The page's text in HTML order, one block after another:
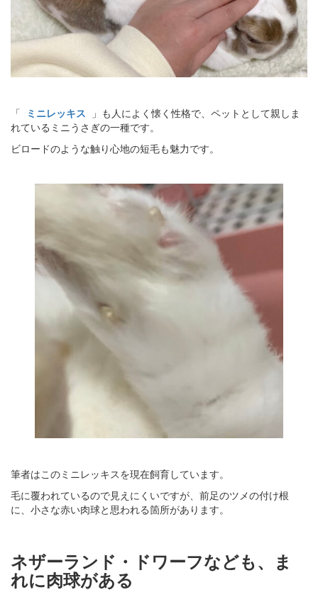
「 ミニレッキス
」も人によく懐く性格で、ペットとして親しま
れているミニうさぎの一種です。
ビロードのような触り心地の短毛も魅力です。
筆者はこのミニレッキスを現在飼育しています。
毛に覆われているので見えにくいですが、前足のツメの付け根
に、小さな赤い肉球と思われる箇所があります。
ネザーランド・ドワーフなども、ま
れに肉球がある